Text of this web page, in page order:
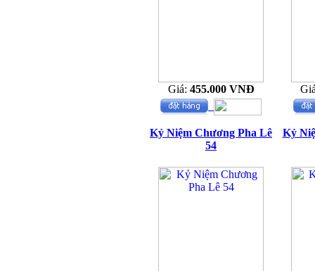
Giá: 455.000 VNĐ
Kỷ Niệm Chương Pha Lê
54
Kỷ